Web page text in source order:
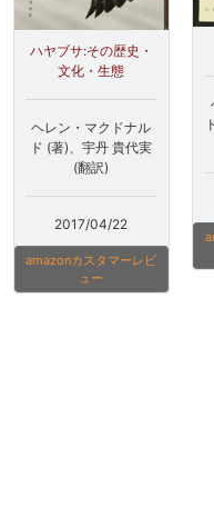
ハヤブサ:その歴史・
文化・生態
ヘレン・マクドナル
ド (著)、宇丹 貴代実
(翻訳)
2017/04/22
amazonカスタマーレビ
ュー